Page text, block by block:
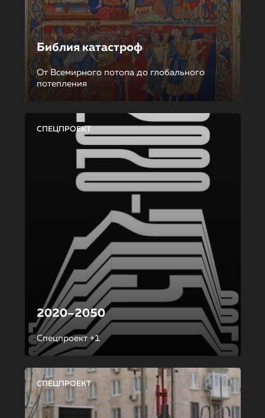
Библия катастроф
От Всемирного потопа до глобального
потепления
СПЕЦПРОЕКТ
2020–2050
Спецпроект +1
СПЕЦПРОЕКТ